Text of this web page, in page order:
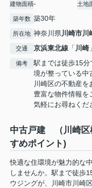
建物面積- 土地
築年数 築30年
所在地 神奈川県川崎市川
交通 京浜東北線 「 川崎
備考
駅までは徒歩15
境が整っている中
川崎区の不動産
豊富な物件情報を
気軽にお尋ねくだ
中古戸建 （川崎区
すめポイント)
快適な住環境が魅力的な
しませんか。駅まで徒歩
ウジングが、川崎市川崎